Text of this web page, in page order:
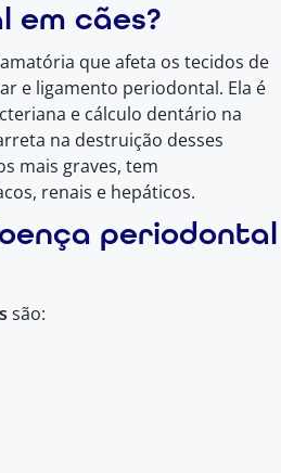
em cães?
que afeta os tecidos de
e ligamento periodontal. Ela é
e cálculo dentário na
na destruição desses
mais graves, tem
renais e hepáticos.
periodontal
são: